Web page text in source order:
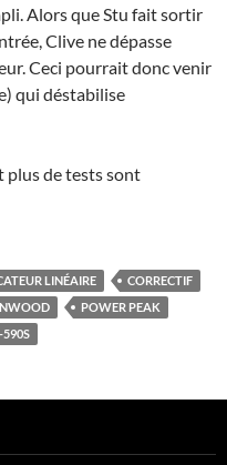
Alors que Stu fait sortir
Clive ne dépasse
Ceci pourrait donc venir
qui déstabilise
plus de tests sont
LINÉAIRE
CORRECTIF
POWER PEAK
590S